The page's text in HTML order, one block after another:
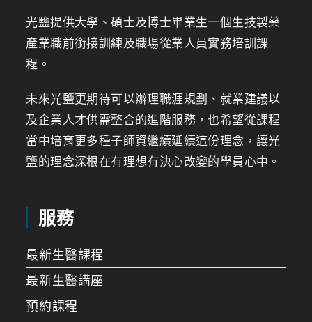
光鹽提供大學、碩士及博士畢業生一個生技製藥
產業職前銜接訓練及職場從業人員實務培訓課
程。
未來光鹽更期待可以辦理職涯規劃、就業建議以
及企業人才供需整合的進階服務，也希望從課程
當中培育更多種子師資繼續延續這份理念，讓光
鹽的理念深根在有理想有決心改變的學員心中。
服務
最新生醫課程
最新生醫講座
預約課程